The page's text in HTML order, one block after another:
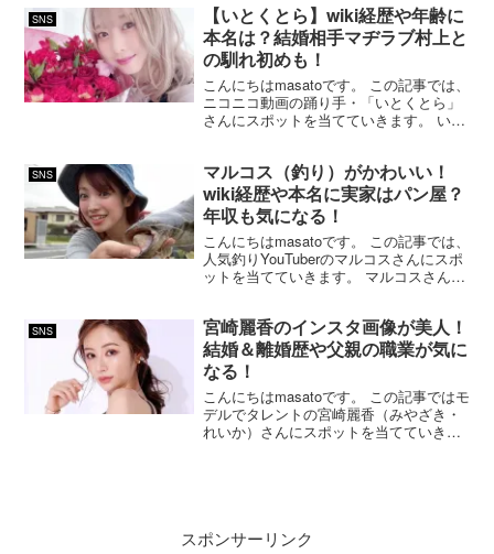
もさることながらモデルやアイドルと言
わ...
SNS
【いとくとら】wiki経歴や年齢に
本名は？結婚相手マヂラブ村上と
の馴れ初めも！
こんにちはmasatoです。 この記事では、
ニコニコ動画の踊り手・「いとくとら」
さんにスポットを当てていきます。 いと
とで話題になりましたね。 結婚が発表さ
れた当初...
SNS
マルコス（釣り）がかわいい！
wiki経歴や本名に実家はパン屋？
年収も気になる！
こんにちはmasatoです。 この記事では、
人気釣りYouTuberのマルコスさんにスポ
ットを当てていきます。 マルコスさんと
る、人気釣りYouTuberです。 私...
SNS
宮崎麗香のインスタ画像が美人！
結婚＆離婚歴や父親の職業が気に
なる！
こんにちはmasatoです。 この記事ではモ
デルでタレントの宮崎麗香（みやざき・
れいか）さんにスポットを当てていきま
スポンサーリンク